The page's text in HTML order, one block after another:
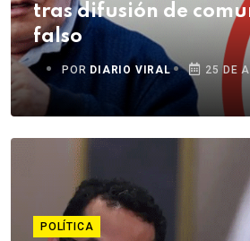
tras difusión de
falso
POR DIARIO VIRAL 25 DE
POLÍTICA